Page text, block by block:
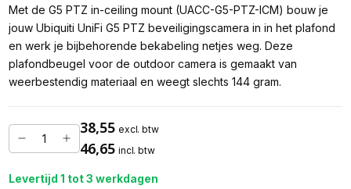
Met de G5 PTZ in-ceiling mount (UACC-G5-PTZ-ICM) bouw je
jouw Ubiquiti UniFi G5 PTZ beveiligingscamera in in het plafond
en werk je bijbehorende bekabeling netjes weg. Deze
plafondbeugel voor de outdoor camera is gemaakt van
weerbestendig materiaal en weegt slechts 144 gram.
38,55 excl. btw
46,65 incl. btw
Levertijd 1 tot 3 werkdagen